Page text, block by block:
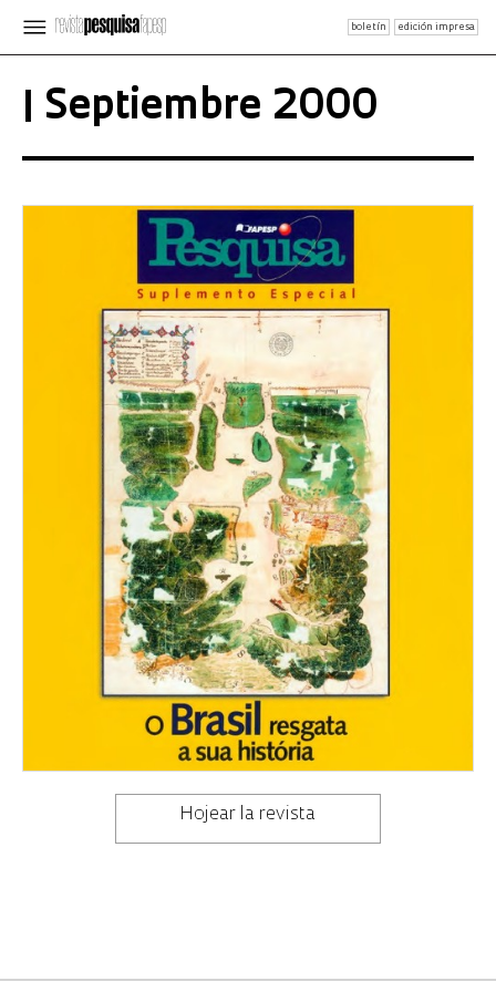
boletín edición impresa
| Septiembre 2000
Hojear la revista